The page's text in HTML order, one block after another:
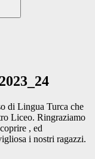
di Lingua Turca che
Liceo. Ringraziamo
, ed
i nostri ragazzi.